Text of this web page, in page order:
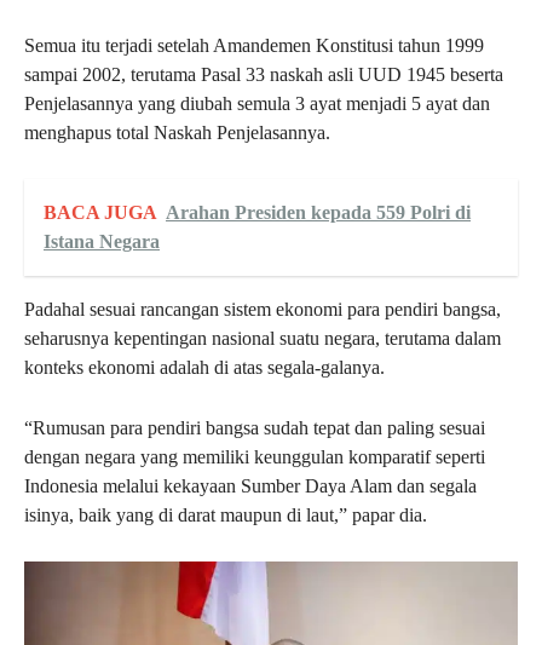
Semua itu terjadi setelah Amandemen Konstitusi tahun 1999
sampai 2002, terutama Pasal 33 naskah asli UUD 1945 beserta
Penjelasannya yang diubah semula 3 ayat menjadi 5 ayat dan
menghapus total Naskah Penjelasannya.
BACA JUGA Arahan Presiden kepada 559 Polri di
Istana Negara
Padahal sesuai rancangan sistem ekonomi para pendiri bangsa,
seharusnya kepentingan nasional suatu negara, terutama dalam
konteks ekonomi adalah di atas segala-galanya.
“Rumusan para pendiri bangsa sudah tepat dan paling sesuai
dengan negara yang memiliki keunggulan komparatif seperti
Indonesia melalui kekayaan Sumber Daya Alam dan segala
isinya, baik yang di darat maupun di laut,” papar dia.